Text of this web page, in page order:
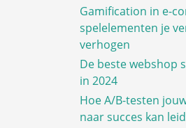
Gamification in e-
spelelementen je
verhogen
De beste webshop
in 2024
Hoe A/B-testen
naar succes kan